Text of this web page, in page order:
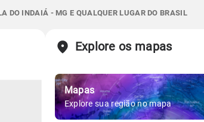
DO INDAIÁ - MG E QUALQUER LUGAR DO BRASIL
Explore os mapas
Mapas
Explore sua região no mapa